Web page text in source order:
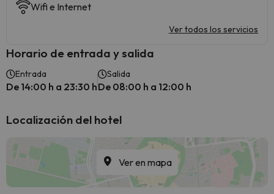
Wifi e Internet
Ver todos los servicios
Horario de entrada y salida
Entrada
De 14:00 h a 23:30 h
Salida
De 08:00 h a 12:00 h
Localización del hotel
Ver en mapa